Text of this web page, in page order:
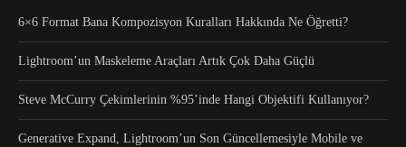
6×6 Format Bana Kompozisyon Kuralları Hakkında Ne Öğretti?
Lightroom’un Maskeleme Araçları Artık Çok Daha Güçlü
Steve McCurry Çekimlerinin %95’inde Hangi Objektifi Kullanıyor?
Generative Expand, Lightroom’un Son Güncellemesiyle Mobile ve